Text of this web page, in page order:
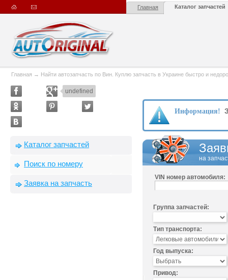
Главная Каталог запчастей
Главная → Найти автозапчасть по Вин. Куплю запчасть в Украине быстро и
undefined
Каталог запчастей
Поиск по номеру
Заявка на запчасть
Информация!
на
VIN номер автомобиля:
Группа запчастей:
Тип транспорта:
Год выпуска:
Привод: